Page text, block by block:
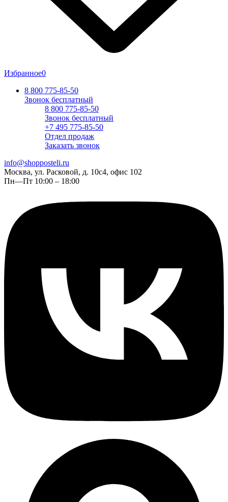
Избранное0
8 800 775-85-50
Звонок бесплатный
8 800 775-85-50
Звонок бесплатный
+7 495 775-85-50
Отдел продаж
Заказать звонок
info@shopposteli.ru
Москва, ул. Расковой, д. 10с4, офис 102
Пн—Пт 10:00 – 18:00